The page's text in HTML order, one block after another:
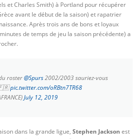
et Charles Smith) à Portland pour récupérer
avant le début de la saison) et rapatrier
Après trois ans de bons et loyaux
de temps de jeu la saison précédente) a
roster@Spurs2002/2003 sauriez-vous
pic.twitter.com/oRBtn7TR68
July 12, 2019
dans la grande ligue, Stephen Jackson est